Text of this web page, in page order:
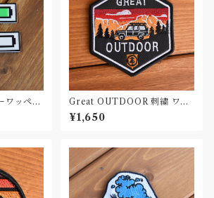
Great OUTDOOR 刺繍 ワッ
ペン Patch
¥1,650